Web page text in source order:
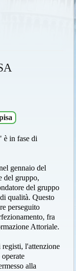
è in fase di
gennaio del
del gruppo,
del gruppo
qualità. Questo
perseguito
fra
Attoriale.
l'attenzione
alla